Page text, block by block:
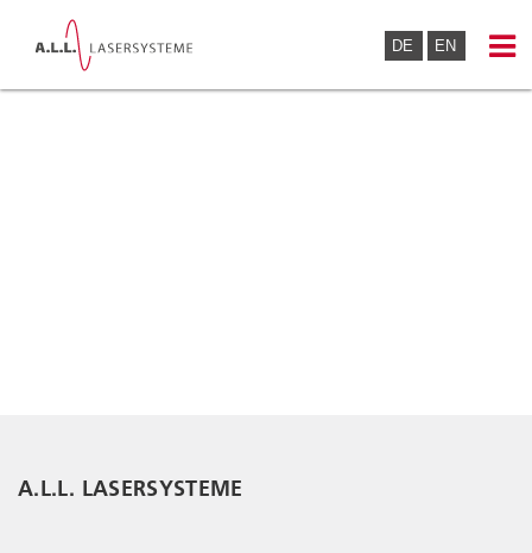
DE EN
A.L.L. LASERSYSTEME